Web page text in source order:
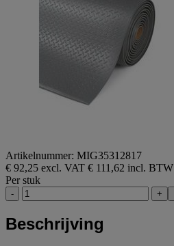
Artikelnummer: MIG35312817
€ 92,25 excl. VAT € 111,62 incl. BTW
Per stuk
- +
Beschrijving